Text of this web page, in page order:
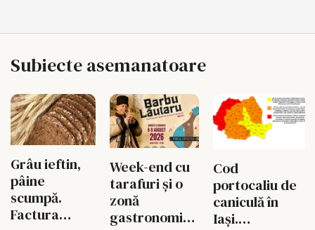
Subiecte asemanatoare
Grâu ieftin,
pâine
scumpă.
Factura
Week-end cu
tarafuri și o
zonă
gastronomică
Cod
portocaliu de
caniculă în
Iași.